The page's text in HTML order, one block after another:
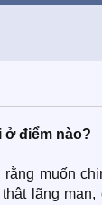
ở điểm nào?
muốn
lãng mạn,